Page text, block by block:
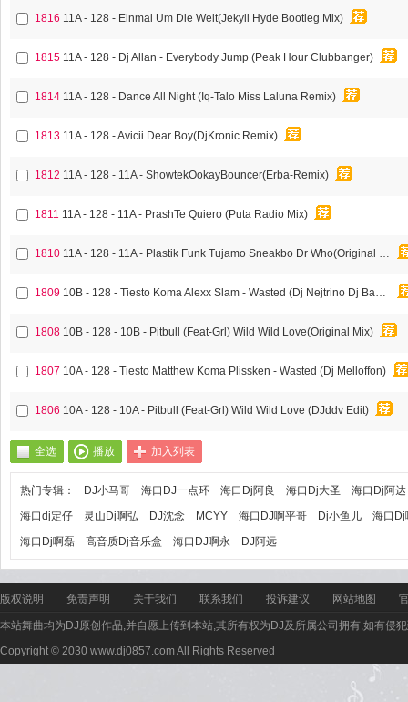
1816 11A - 128 - Einmal Um Die Welt(Jekyll Hyde Bootleg Mix)
1815 11A - 128 - Dj Allan - Everybody Jump (Peak Hour Clubbanger)
1814 11A - 128 - Dance All Night (Iq-Talo Miss Laluna Remix)
1813 11A - 128 - Avicii Dear Boy(DjKronic Remix)
1812 11A - 128 - 11A - ShowtekOokayBouncer(Erba-Remix)
1811 11A - 128 - 11A - PrashTe Quiero (Puta Radio Mix)
1810 11A - 128 - 11A - Plastik Funk Tujamo Sneakbo Dr Who(Original Mix)
1809 10B - 128 - Tiesto Koma Alexx Slam - Wasted (Dj Nejtrino Dj Baur )
1808 10B - 128 - 10B - Pitbull (Feat-Grl) Wild Wild Love(Original Mix)
1807 10A - 128 - Tiesto Matthew Koma Plissken - Wasted (Dj Melloffon)
1806 10A - 128 - 10A - Pitbull (Feat-Grl) Wild Wild Love (DJddv Edit)
全选 播放 加入列表
热门专辑： DJ小马哥 海口DJ一点环 海口Dj阿良 海口Dj大圣
海口Dj阿达
海口dj定仔
灵山Dj啊弘 DJ沈念 MCYY 海口DJ啊平哥 Dj小鱼儿
海口Dj
海口Dj啊磊
高音质Dj音乐盒 海口DJ啊永 DJ阿远
版权说明 免责声明 关于我们 联系我们 投诉建议 网站地图
本站舞曲均为DJ原创作品,并自愿上传到本站,其所有权为DJ及所属公司拥有,如有侵
Copyright © 2030 www.dj0857.com All Rights Reserved